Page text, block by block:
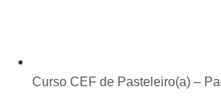
Curso CEF de Pasteleiro(a) –